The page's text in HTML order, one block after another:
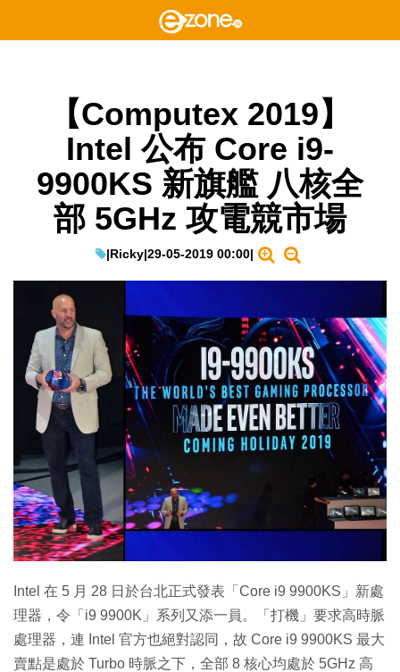
【Computex 2019】
Intel 公布 Core i9-
9900KS 新旗艦 八核全
部 5GHz 攻電競市場
|Ricky|29-05-2019 00:00|
Intel 在 5 月 28 日於台北正式發表「Core i9 9900KS」新處
理器，令「i9 9900K」系列又添一員。「打機」要求高時脈
處理器，連 Intel 官方也絕對認同，故 Core i9 9900KS 最大
賣點是處於 Turbo 時脈之下，全部 8 核心均處於 5GHz 高